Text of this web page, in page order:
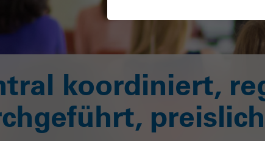
koordiniert,